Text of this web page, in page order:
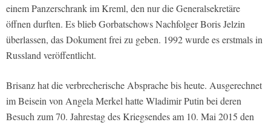
einem Panzerschrank im Kreml, den nur die Generalsekretäre
öffnen durften. Es blieb Gorbatschows Nachfolger Boris Jelzin
überlassen, das Dokument frei zu geben. 1992 wurde es erstmals in
Russland veröffentlicht.
Brisanz hat die verbrecherische Absprache bis heute. Ausgerechnet
im Beisein von Angela Merkel hatte Wladimir Putin bei deren
Besuch zum 70. Jahrestag des Kriegsendes am 10. Mai 2015 den